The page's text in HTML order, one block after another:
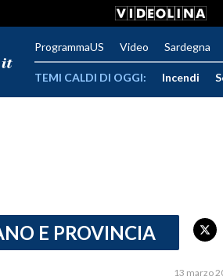
ProgrammaUS Video Sardegna
TEMI CALDI DI OGGI: Incendi
E PROVINCIA
13 marzo